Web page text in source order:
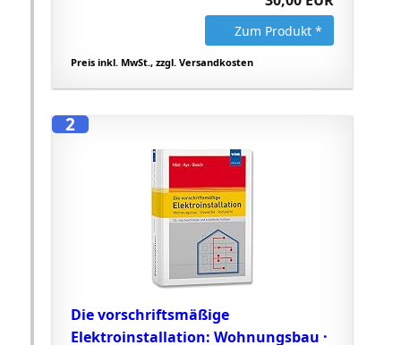
Zum Produkt *
Preis inkl. MwSt., zzgl. Versandkosten
2
Die vorschriftsmäßige
Elektroinstallation: Wohnungsbau ·